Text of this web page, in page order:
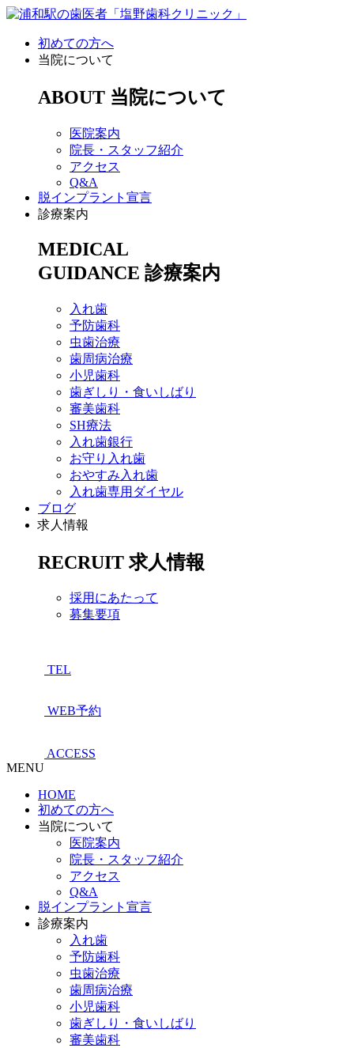
初めての方へ
当院について
ABOUT 当院について
医院案内
院長・スタッフ紹介
アクセス
Q&A
脱インプラント宣言
診療案内
MEDICAL
GUIDANCE 診療案内
入れ歯
予防歯科
虫歯治療
歯周病治療
小児歯科
歯ぎしり・食いしばり
審美歯科
SH療法
入れ歯銀行
お守り入れ歯
おやすみ入れ歯
入れ歯専用ダイヤル
ブログ
求人情報
RECRUIT 求人情報
採用にあたって
募集要項
TEL
WEB予約
ACCESS
MENU
HOME
初めての方へ
当院について
医院案内
院長・スタッフ紹介
アクセス
Q&A
脱インプラント宣言
診療案内
入れ歯
予防歯科
虫歯治療
歯周病治療
小児歯科
歯ぎしり・食いしばり
審美歯科